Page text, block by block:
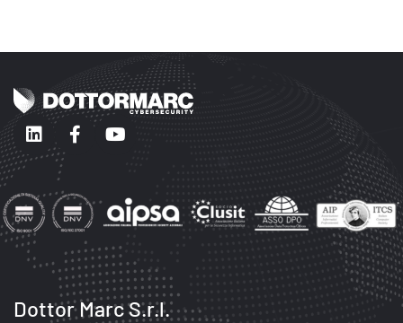
Dottor Marc S.r.l.